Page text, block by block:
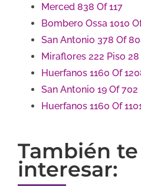
Merced 838 Of 117
Bombero Ossa 1010
San Antonio 378 Of
Miraflores 222 Piso 28
Huerfanos 1160 Of
San Antonio 19 Of 702
Huerfanos 1160 Of
También
interesar: